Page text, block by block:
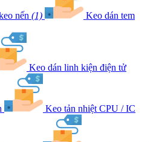
nến (1)
Keo dán tem
Keo dán linh kiện điện tử
Keo tản nhiệt CPU / IC